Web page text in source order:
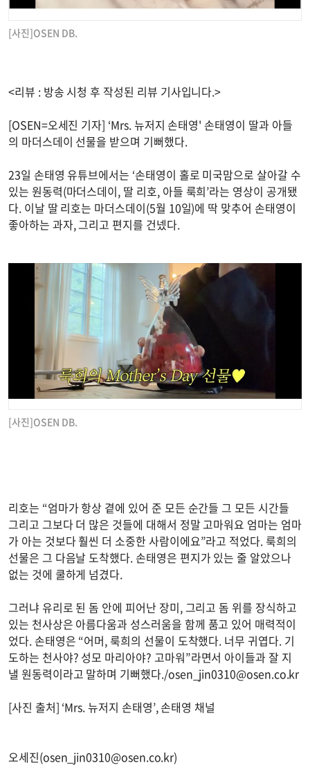
[사진]OSEN DB.
<리뷰 : 방송 시청 후 작성된 리뷰 기사입니다.>
[OSEN=오세진 기자] ‘Mrs. 뉴저지 손태영' 손태영이 딸과 아들
의 마더스데이 선물을 받으며 기뻐했다.
23일 손태영 유튜브에서는 ‘손태영이 홀로 미국맘으로 살아갈 수
있는 원동력(마더스데이, 딸 리호, 아들 룩희’라는 영상이 공개됐
다. 이날 딸 리호는 마더스데이(5월 10일)에 딱 맞추어 손태영이
좋아하는 과자, 그리고 편지를 건넸다.
[사진]OSEN DB.
리호는 “엄마가 항상 곁에 있어 준 모든 순간들 그 모든 시간들
그리고 그보다 더 많은 것들에 대해서 정말 고마워요 엄마는 엄마
가 아는 것보다 훨씬 더 소중한 사람이에요”라고 적었다. 룩희의
선물은 그 다음날 도착했다. 손태영은 편지가 있는 줄 알았으나
없는 것에 쿨하게 넘겼다.
그러냐 유리로 된 돔 안에 피어난 장미, 그리고 돔 위를 장식하고
있는 천사상은 아름다움과 성스러움을 함께 품고 있어 매력적이
었다. 손태영은 “어머, 룩희의 선물이 도착했다. 너무 귀엽다. 기
도하는 천사야? 성모 마리아야? 고마워”라면서 아이들과 잘 지
낼 원동력이라고 말하며 기뻐했다./osen_jin0310@osen.co.kr
[사진 출처] ‘Mrs. 뉴저지 손태영’, 손태영 채널
오세진(osen_jin0310@osen.co.kr)